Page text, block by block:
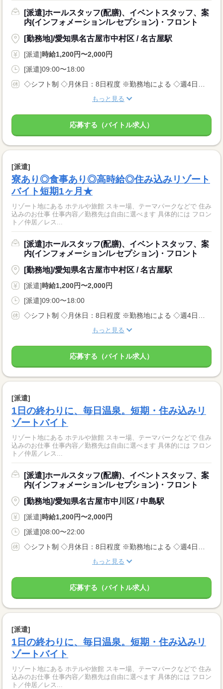
[派遣]ホールスタッフ(配膳)、イベントスタッフ、案
内(インフォメーション/レセプション)・フロント
[勤務地]/愛知県名古屋市中村区 / 名古屋駅
[派遣]時給1,200円〜2,000円
[派遣]09:00〜18:00
もっと見る
応募する（バイトル求人）
[派遣]
寮あり◎食事あり◎高時給◎住み込みリゾート
バイト短期1ヶ月★
リゾート地にある ホテルや旅館 スキー場、テーマパークなどで 住み
込みのお仕事 仕事内容／勤務先は自由に選べます 具体的には フロン
ト／仲居／レス...
[派遣]ホールスタッフ(配膳)、イベントスタッフ、案
内(インフォメーション/レセプション)・フロント
[勤務地]/愛知県名古屋市中村区 / 名古屋駅
[派遣]時給1,200円〜2,000円
[派遣]09:00〜18:00
もっと見る
応募する（バイトル求人）
[派遣]
1日の終わりに、毎日温泉。短期・住み込みリ
ゾートバイト
リゾート地にある ホテルや旅館 スキー場、テーマパークなどで 住み
込みのお仕事 仕事内容／勤務先は自由に選べます 具体的には フロン
ト／仲居／レス...
[派遣]ホールスタッフ(配膳)、イベントスタッフ、案
内(インフォメーション/レセプション)・フロント
[勤務地]/愛知県名古屋市中川区 / 中島駅
[派遣]時給1,200円〜2,000円
[派遣]08:00〜22:00
もっと見る
応募する（バイトル求人）
[派遣]
1日の終わりに、毎日温泉。短期・住み込みリ
ゾートバイト
リゾート地にある ホテルや旅館 スキー場、テーマパークなどで 住み
込みのお仕事 仕事内容／勤務先は自由に選べます 具体的には フロン
ト／仲居／レス...